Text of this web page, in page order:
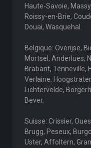
Haute-Savoie,
Roissy-en-Brie,
Douai, Wasquehal.
Belgique: Overijse,
Mortsel, Anderlues,
Brabant, Tenneville,
Verlaine,
Lichtervelde,
Bever.
Suisse: Crissier,
Brugg, Peseux,
Uster, Affoltern,